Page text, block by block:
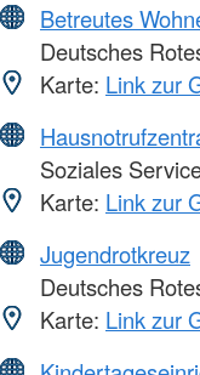
Betreutes
Deutsches
Karte: Link zur
Soziales
Karte: Link zur
Jugendrotkreuz
Deutsches
Karte: Link zur